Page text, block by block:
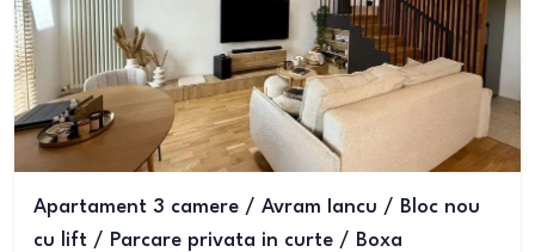
Apartament 3 camere / Avram Iancu / Bloc nou
cu lift / Parcare privata in curte / Boxa